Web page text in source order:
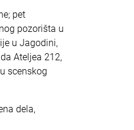
pet
pozorišta u
u Jagodini,
Ateljea 212,
scenskog
dela,